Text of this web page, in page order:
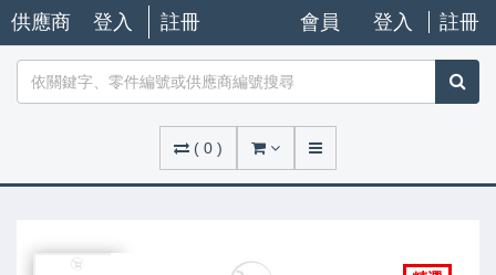
供應商 登入 註冊 會員 登入 註冊
( 0 )